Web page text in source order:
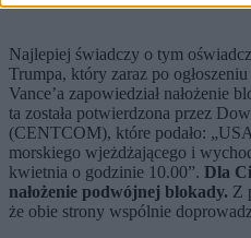
Najlepiej świadczy o tym
Trumpa, który zaraz po
Vance’a zapowiedział nałożenie
ta została potwierdzona przez
(CENTCOM), które podało:
morskiego wjeżdżającego i
kwietnia o godzinie 10.00”. Dla
nałożenie podwójnej blokady. Z
że obie strony wspólnie